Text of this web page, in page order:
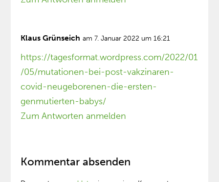
Klaus Grünseich am 7. Januar 2022 um 16:21
https://tagesformat.wordpress.com/2022/01
/05/mutationen-bei-post-vakzinaren-
covid-neugeborenen-die-ersten-
genmutierten-babys/
Zum Antworten anmelden
Kommentar absenden